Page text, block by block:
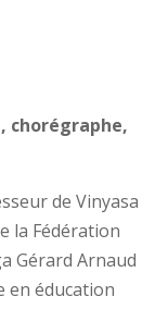
chorégraphe,
de Vinyasa
la Fédération
Gérard Arnaud
en éducation